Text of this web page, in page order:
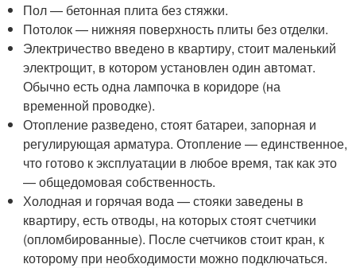
Пол — бетонная плита без стяжки.
Потолок — нижняя поверхность плиты без отделки.
Электричество введено в квартиру, стоит маленький
электрощит, в котором установлен один автомат.
Обычно есть одна лампочка в коридоре (на
временной проводке).
Отопление разведено, стоят батареи, запорная и
регулирующая арматура. Отопление — единственное,
что готово к эксплуатации в любое время, так как это
— общедомовая собственность.
Холодная и горячая вода — стояки заведены в
квартиру, есть отводы, на которых стоят счетчики
(опломбированные). После счетчиков стоит кран, к
которому при необходимости можно подключаться.